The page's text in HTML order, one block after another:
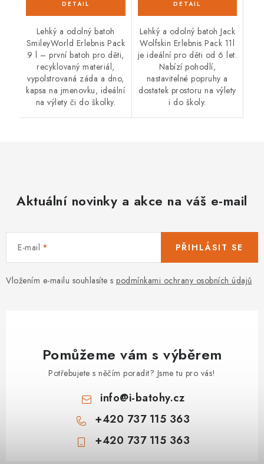
Lehký a odolný batoh
SmileyWorld Erlebnis Pack
9 l – první batoh pro děti,
recyklovaný materiál,
vypolstrovaná záda a dno,
kapsa na jmenovku, ideální
na výlety či do školky.
Lehký a odolný batoh Jack
Wolfskin Erlebnis Pack 11l
je ideální pro děti od 6 let.
Nabízí pohodlí,
nastavitelné popruhy a
dostatek prostoru na výlety
i do školy.
Aktuální novinky a akce na váš e-mail
E-mail
Vložením e-mailu souhlasíte s podmínkami ochrany osobních údajů
PŘIHLÁSIT SE
Pomůžeme vám s výběrem
Potřebujete s něčím poradit? Jsme tu pro vás!
info@i-batohy.cz
+420 737 115 363
+420 737 115 363